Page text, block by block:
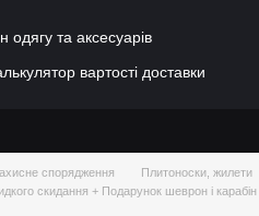
одягу та аксесуарів
вартості доставки
спорядження Плитоноски, жилети
скидання + Подарунок шеврон і